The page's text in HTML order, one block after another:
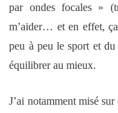
par ondes focales »
m’aider… et en effet,
peu à peu le sport et
équilibrer au mieux.
J’ai notamment misé